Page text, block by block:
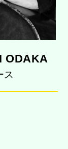
ODAKA
ス